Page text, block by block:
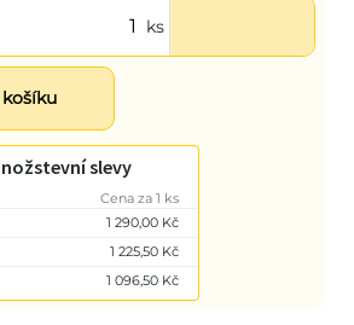
ks
slevy
Cena za 1 ks
1 290,00 Kč
1 225,50 Kč
1 096,50 Kč